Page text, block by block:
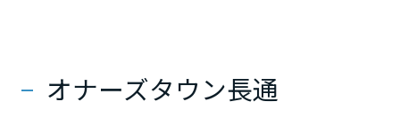
ミサワアイデンティティ
オナーズタウン長通